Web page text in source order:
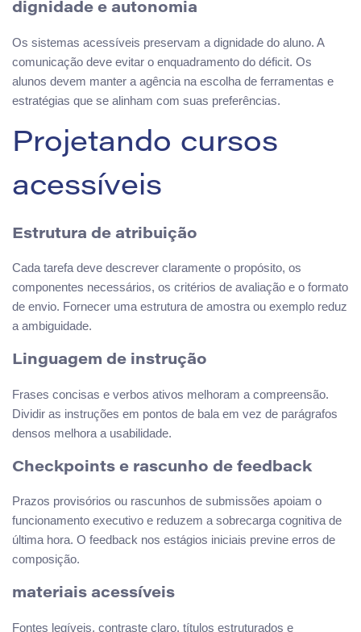
dignidade e autonomia
Os sistemas acessíveis preservam a dignidade do aluno. A
comunicação deve evitar o enquadramento do déficit. Os
alunos devem manter a agência na escolha de ferramentas e
estratégias que se alinham com suas preferências.
Projetando cursos
acessíveis
Estrutura de atribuição
Cada tarefa deve descrever claramente o propósito, os
componentes necessários, os critérios de avaliação e o formato
de envio. Fornecer uma estrutura de amostra ou exemplo reduz
a ambiguidade.
Linguagem de instrução
Frases concisas e verbos ativos melhoram a compreensão.
Dividir as instruções em pontos de bala em vez de parágrafos
densos melhora a usabilidade.
Checkpoints e rascunho de feedback
Prazos provisórios ou rascunhos de submissões apoiam o
funcionamento executivo e reduzem a sobrecarga cognitiva de
última hora. O feedback nos estágios iniciais previne erros de
composição.
materiais acessíveis
Fontes legíveis, contraste claro, títulos estruturados e